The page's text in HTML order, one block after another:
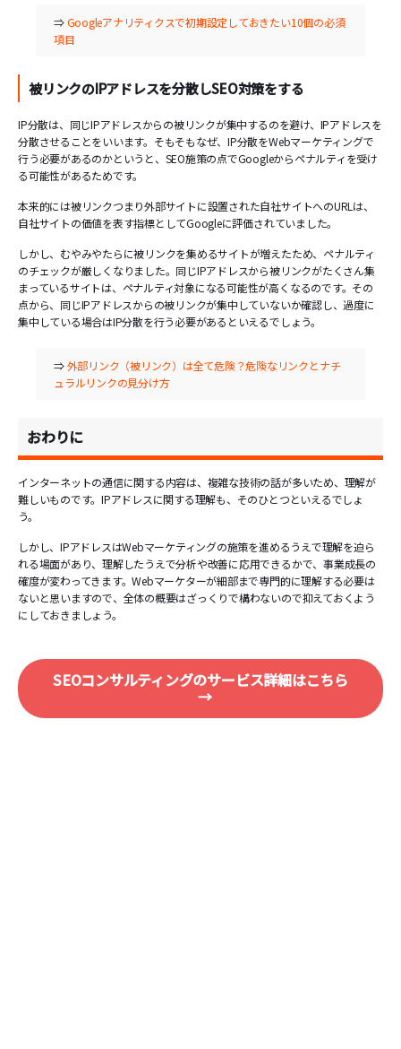
⇒Googleアナリティクスで初期設定しておきたい10個の必須
項目
被リンクのIPアドレスを分散しSEO対策をする
IP分散は、同じIPアドレスからの被リンクが集中するのを避け、IPアドレスを
分散させることをいいます。そもそもなぜ、IP分散をWebマーケティングで
行う必要があるのかというと、SEO施策の点でGoogleからペナルティを受け
る可能性があるためです。
本来的には被リンクつまり外部サイトに設置された自社サイトへのURLは、
自社サイトの価値を表す指標としてGoogleに評価されていました。
しかし、むやみやたらに被リンクを集めるサイトが増えたため、ペナルティ
のチェックが厳しくなりました。同じIPアドレスから被リンクがたくさん集
まっているサイトは、ペナルティ対象になる可能性が高くなるのです。その
点から、同じIPアドレスからの被リンクが集中していないか確認し、過度に
集中している場合はIP分散を行う必要があるといえるでしょう。
⇒外部リンク（被リンク）は全て危険？危険なリンクとナチ
ュラルリンクの見分け方
おわりに
インターネットの通信に関する内容は、複雑な技術の話が多いため、理解が
難しいものです。IPアドレスに関する理解も、そのひとつといえるでしょ
う。
しかし、IPアドレスはWebマーケティングの施策を進めるうえで理解を迫ら
れる場面があり、理解したうえで分析や改善に応用できるかで、事業成長の
確度が変わってきます。Webマーケターが細部まで専門的に理解する必要は
ないと思いますので、全体の概要はざっくりで構わないので抑えておくよう
にしておきましょう。
SEOコンサルティングのサービス詳細はこちら
→